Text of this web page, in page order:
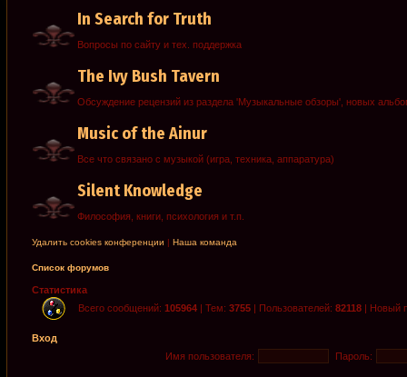
In Search for Truth
Вопросы по сайту и тех. поддержка
The Ivy Bush Tavern
Обсуждение рецензий из раздела 'Музыкальные обзоры', новых
Music of the Ainur
Все что связано с музыкой (игра, техника, аппаратура)
Silent Knowledge
Философия, книги, психология и т.п.
Удалить cookies конференции | Наша команда
Список форумов
Статистика
Всего сообщений: 105964 | Тем: 3755 | Пользователей: 82118 | Новый
Вход
Имя пользователя:
Пароль: